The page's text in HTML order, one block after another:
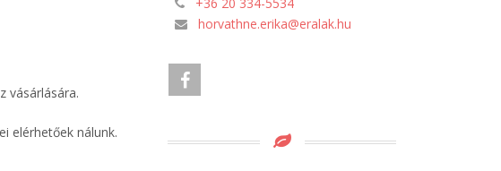
vásárlására.
elérhetőek nálunk.
horvathne.erika@eralak.hu